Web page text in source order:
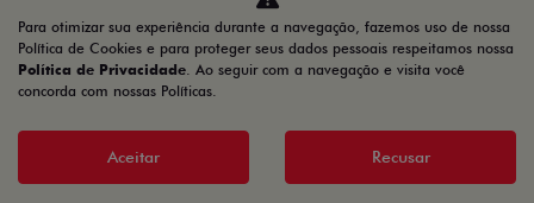
CNPJ E
MICROEMPRESÁRIOS
CNPJ E
MICROEMPRESÁRIOS
Para otimizar sua experiência durante a navegação, fazemos uso de nossa
Política de Cookies e para proteger seus dados pessoais respeitamos nossa
Política de Privacidade. Ao seguir com a navegação e visita você
concorda com nossas Políticas.
Aceitar Recusar